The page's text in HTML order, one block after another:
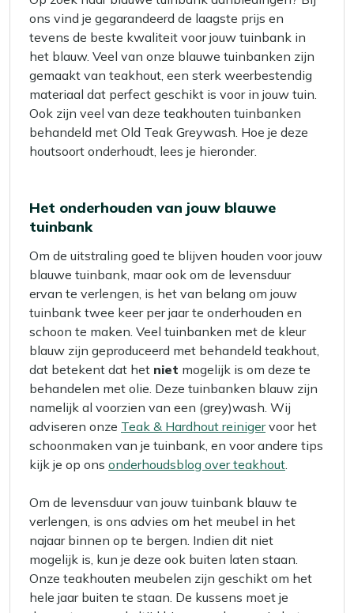
ons vind je gegarandeerd de laagste prijs en
tevens de beste kwaliteit voor jouw tuinbank in
het blauw. Veel van onze blauwe tuinbanken zijn
gemaakt van teakhout, een sterk weerbestendig
materiaal dat perfect geschikt is voor in jouw tuin.
Ook zijn veel van deze teakhouten tuinbanken
behandeld met Old Teak Greywash. Hoe je deze
houtsoort onderhoudt, lees je hieronder.
Het onderhouden van jouw blauwe
tuinbank
Om de uitstraling goed te blijven houden voor jouw
blauwe tuinbank, maar ook om de levensduur
ervan te verlengen, is het van belang om jouw
tuinbank twee keer per jaar te onderhouden en
schoon te maken. Veel tuinbanken met de kleur
blauw zijn geproduceerd met behandeld teakhout,
dat betekent dat het niet mogelijk is om deze te
behandelen met olie. Deze tuinbanken blauw zijn
namelijk al voorzien van een (grey)wash. Wij
adviseren onze Teak & Hardhout reinigervoor het
schoonmaken van je tuinbank, en voor andere tips
kijk je op ons onderhoudsblog over teakhout.
Om de levensduur van jouw tuinbank blauw te
verlengen, is ons advies om het meubel in het
najaar binnen op te bergen. Indien dit niet
mogelijk is, kun je deze ook buiten laten staan.
Onze teakhouten meubelen zijn geschikt om het
hele jaar buiten te staan. De kussens moet je